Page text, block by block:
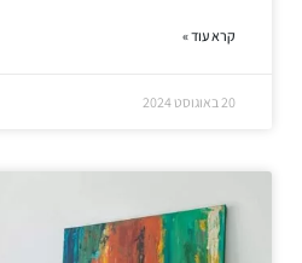
קרא עוד »
20 באוגוסט 2024